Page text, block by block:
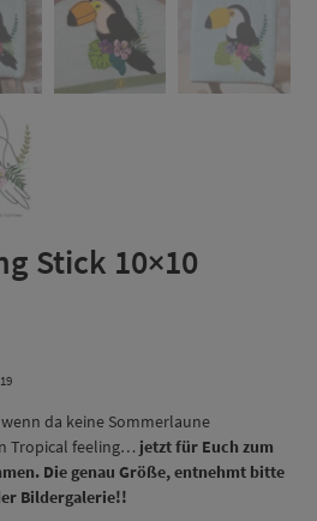
Stick 10×10
da keine Sommerlaune
Tropical feeling… jetzt für Euch zum
Die genau Größe, entnehmt bitte
Bildergalerie!!